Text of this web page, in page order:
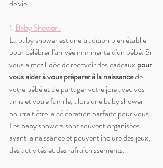
de vie.
1. Baby Shower :
La baby shower est une tradition bien établie
pour célébrer l'arrivée imminente d'un bébé. Si
vous aimez l'idée de recevoir des cadeaux pour
vous aider à vous préparer à la naissance de
votre bébé et de partager votre joie avec vos
amis et votre famille, alors une baby shower
pourrait être la célébration parfaite pour vous.
Les baby showers sont souvent organisées
avant la naissance et peuvent inclure des jeux,
des activités et des rafraîchissements.